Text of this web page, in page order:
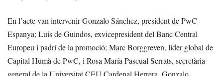
En l’acte van intervenir Gonzalo Sánchez, president de PwC
Espanya; Luis de Guindos, exvicepresident del Banc Central
Europeu i padrí de la promoció; Marc Borggreven, líder global de
Capital Humà de PwC, i Rosa María Pascual Serrats, secretària
general de la Universitat CEU Cardenal Herrera. Gonzalo